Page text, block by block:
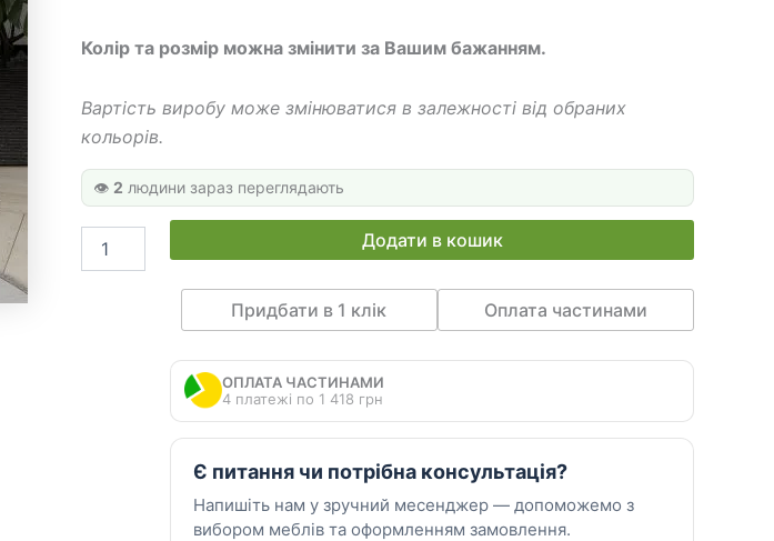
Колір та розмір можна змінити за Вашим бажанням.
Вартість виробу може змінюватися в залежності від обраних
кольорів.
👁️ 2 людини зараз переглядають
геймерський
Додати в кошик
Придбати в 1 клік Оплата частинами
ОПЛАТА ЧАСТИНАМИ
4 платежі по 1 418 грн
Є питання чи потрібна консультація?
Напишіть нам у зручний месенджер — допоможемо з
вибором меблів та оформленням замовлення.